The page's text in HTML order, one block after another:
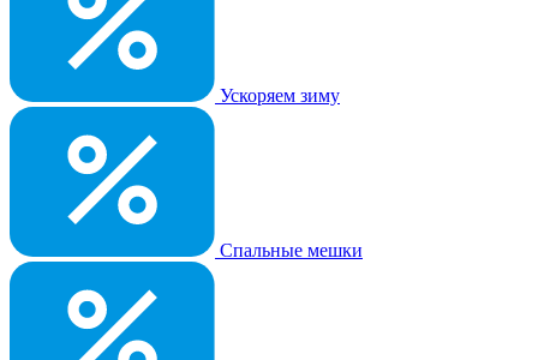
Ускоряем зиму
Спальные мешки